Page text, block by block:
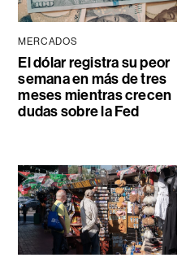
MERCADOS
El dólar registra su peor
semana en más de tres
meses mientras crecen
dudas sobre la Fed